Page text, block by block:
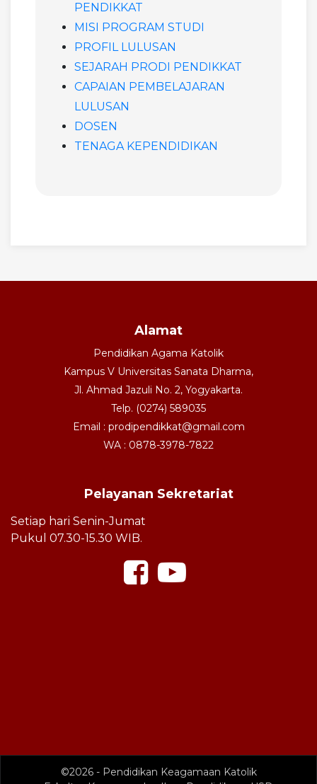
PENDIKKAT
MISI PROGRAM STUDI
PROFIL LULUSAN
SEJARAH PRODI PENDIKKAT
CAPAIAN PEMBELAJARAN
LULUSAN
DOSEN
TENAGA KEPENDIDIKAN
Alamat
Pendidikan Agama Katolik
Kampus V Universitas Sanata Dharma,
Jl. Ahmad Jazuli No. 2, Yogyakarta.
Telp. (0274) 589035
Email : prodipendikkat@gmail.com
WA : 0878-3978-7822
Pelayanan Sekretariat
Setiap hari Senin-Jumat
Pukul 07.30-15.30 WIB.
©2026 - Pendidikan Keagamaan Katolik